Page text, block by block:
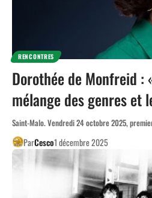
RENCONTRES
Dorothée de Monfreid :
mélange des genres et
Saint-Malo. Vendredi 24 octobre 2025,
ParCesco1 décembre 2025